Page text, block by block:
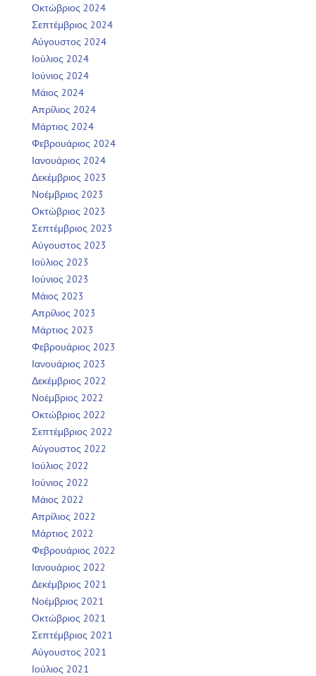
Οκτώβριος 2024
Σεπτέμβριος 2024
Αύγουστος 2024
Ιούλιος 2024
Ιούνιος 2024
Μάιος 2024
Απρίλιος 2024
Μάρτιος 2024
Φεβρουάριος 2024
Ιανουάριος 2024
Δεκέμβριος 2023
Νοέμβριος 2023
Οκτώβριος 2023
Σεπτέμβριος 2023
Αύγουστος 2023
Ιούλιος 2023
Ιούνιος 2023
Μάιος 2023
Απρίλιος 2023
Μάρτιος 2023
Φεβρουάριος 2023
Ιανουάριος 2023
Δεκέμβριος 2022
Νοέμβριος 2022
Οκτώβριος 2022
Σεπτέμβριος 2022
Αύγουστος 2022
Ιούλιος 2022
Ιούνιος 2022
Μάιος 2022
Απρίλιος 2022
Μάρτιος 2022
Φεβρουάριος 2022
Ιανουάριος 2022
Δεκέμβριος 2021
Νοέμβριος 2021
Οκτώβριος 2021
Σεπτέμβριος 2021
Αύγουστος 2021
Ιούλιος 2021